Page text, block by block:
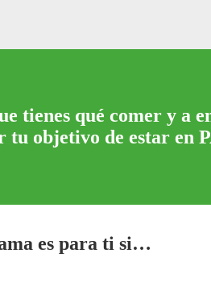
tienes qué comer y a
tu objetivo de estar
es para ti si…